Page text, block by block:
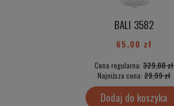
BALI 3582
65,00 zł
Cena regularna: 329,00 zł
Najniższa cena: 29,99 zł
Dodaj do koszyka